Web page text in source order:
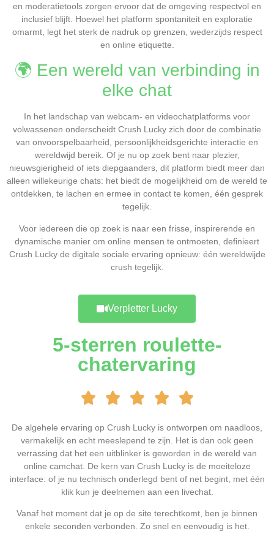
en moderatietools zorgen ervoor dat de omgeving respectvol en
inclusief blijft. Hoewel het platform spontaniteit en exploratie
omarmt, legt het sterk de nadruk op grenzen, wederzijds respect
en online etiquette.
🌍 Een wereld van verbinding in
elke chat
In het landschap van webcam- en videochatplatforms voor
volwassenen onderscheidt Crush Lucky zich door de combinatie
van onvoorspelbaarheid, persoonlijkheidsgerichte interactie en
wereldwijd bereik. Of je nu op zoek bent naar plezier,
nieuwsgierigheid of iets diepgaanders, dit platform biedt meer dan
alleen willekeurige chats: het biedt de mogelijkheid om de wereld te
ontdekken, te lachen en ermee in contact te komen, één gesprek
tegelijk.
Voor iedereen die op zoek is naar een frisse, inspirerende en
dynamische manier om online mensen te ontmoeten, definieert
Crush Lucky de digitale sociale ervaring opnieuw: één wereldwijde
crush tegelijk.
Verpletter Lucky
5-sterren roulette-
chatervaring
    
De algehele ervaring op Crush Lucky is ontworpen om naadloos,
vermakelijk en echt meeslepend te zijn. Het is dan ook geen
verrassing dat het een uitblinker is geworden in de wereld van
online camchat. De kern van Crush Lucky is de moeiteloze
interface: of je nu technisch onderlegd bent of net begint, met één
klik kun je deelnemen aan een livechat.
Vanaf het moment dat je op de site terechtkomt, ben je binnen
enkele seconden verbonden. Zo snel en eenvoudig is het.